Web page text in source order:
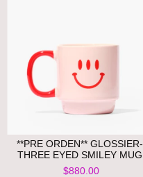
**PRE ORDEN** GLOSSIER-
THREE EYED SMILEY MUG
$880.00